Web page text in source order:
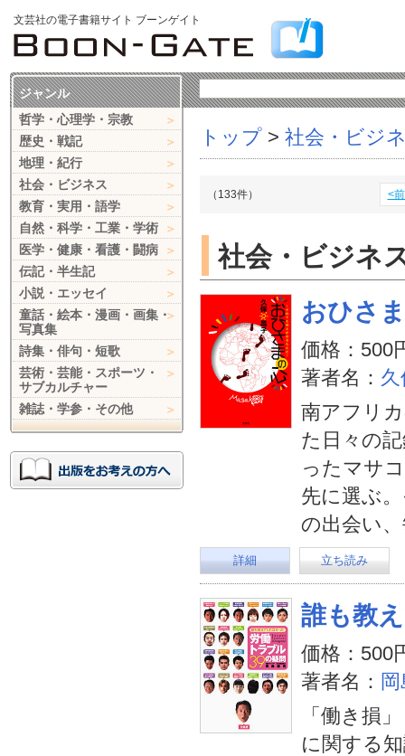
文芸社の電子書籍サイト ブーンゲイト
トップ > 社会・ビジ
（133件） <
社会・ビジネ
おひさ
価格：500
著者名：
南アフリ
た日々の
ったマサ
先に選ぶ
の出会い
詳細 立ち読み
誰も教
価格：500
著者名：
「働き損
に関する
ジャンル
哲学・心理学・宗教
歴史・戦記
地理・紀行
社会・ビジネス
教育・実用・語学
自然・科学・工業・学術
医学・健康・看護・闘病
伝記・半生記
小説・エッセイ
童話・絵本・漫画・画集・
写真集
詩集・俳句・短歌
芸術・芸能・スポーツ・
サブカルチャー
雑誌・学参・その他